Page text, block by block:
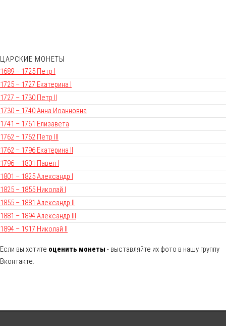
ЦАРСКИЕ МОНЕТЫ
1689 – 1725 Петр I
1725 – 1727 Екатерина I
1727 – 1730 Петр II
1730 – 1740 Анна Иоанновна
1741 – 1761 Елизавета
1762 – 1762 Петр III
1762 – 1796 Екатерина II
1796 – 1801 Павел I
1801 – 1825 Александр I
1825 – 1855 Николай I
1855 – 1881 Александр II
1881 – 1894 Александр III
1894 – 1917 Николай II
Если вы хотите оценить монеты - выставляйте их фото в нашу группу
Вконтакте.